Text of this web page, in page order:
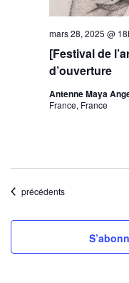
[Festival de
d’ouverture
mars 28, 2025 @
Antenne Maya
France, France
Évènements
précédents